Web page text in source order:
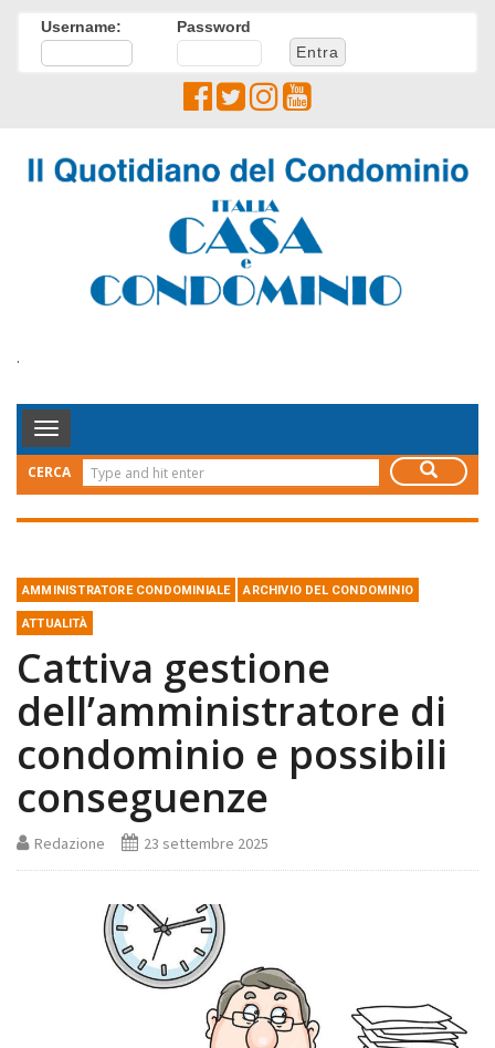
Username: Password
.
Toggle
Navigation
CERCA
AMMINISTRATORE CONDOMINIALE ARCHIVIO DEL CONDOMINIO
ATTUALITÀ
Cattiva gestione
dell’amministratore di
condominio e possibili
conseguenze
Redazione 23 settembre 2025